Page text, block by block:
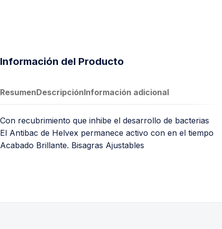
Información del Producto
ResumenDescripciónInformación adicional
Con recubrimiento que inhibe el desarrollo de bacterias
El Antibac de Helvex permanece activo con en el tiempo
Acabado Brillante. Bisagras Ajustables